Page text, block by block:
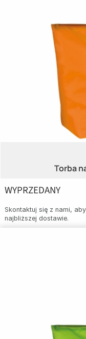
Torba
WYPRZEDANY
Skontaktuj się z nami,
najbliższej dostawie.